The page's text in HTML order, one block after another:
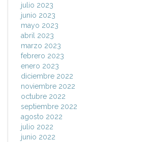
julio 2023
junio 2023
mayo 2023
abril 2023
marzo 2023
febrero 2023
enero 2023
diciembre 2022
noviembre 2022
octubre 2022
septiembre 2022
agosto 2022
julio 2022
junio 2022